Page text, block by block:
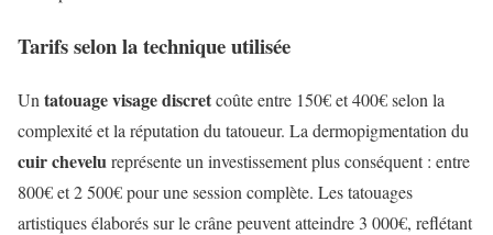
Tarifs selon la technique utilisée
Un tatouage visage discretcoûte entre 150€ et 400€ selon la
complexité et la réputation du tatoueur. La dermopigmentation du
cuir chevelureprésente un investissement plus conséquent : entre
800€ et 2 500€ pour une session complète. Les tatouages
artistiques élaborés sur le crâne peuvent atteindre 3 000€, reflétant